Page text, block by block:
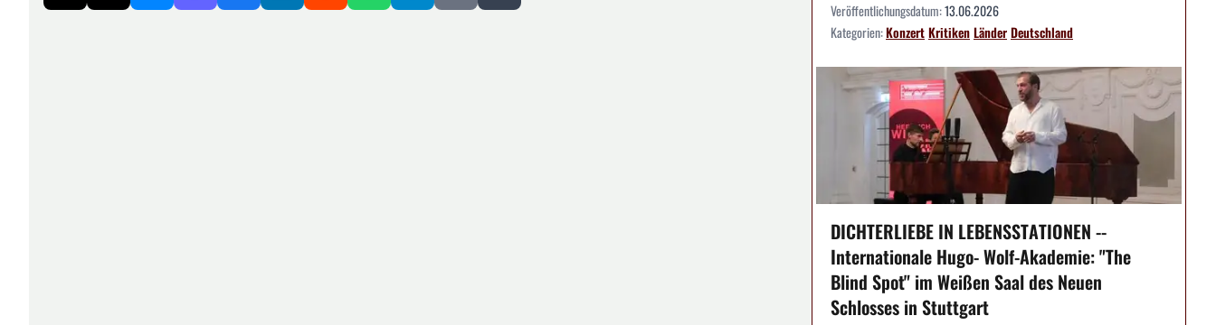
Veröffentlichungsdatum:13.06.2026
Kategorien:KonzertKritikenLänderDeutschland
DICHTERLIEBE IN LEBENSSTATIONEN --
Internationale Hugo- Wolf-Akademie: "The
Blind Spot" im Weißen Saal des Neuen
Schlosses in Stuttgart